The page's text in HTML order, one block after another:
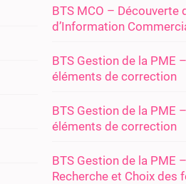
BTS MCO – Découverte
d’Information
BTS Gestion de la PME
éléments de correction
BTS Gestion de la PME
éléments de correction
BTS Gestion de la PME
Recherche et Choix des